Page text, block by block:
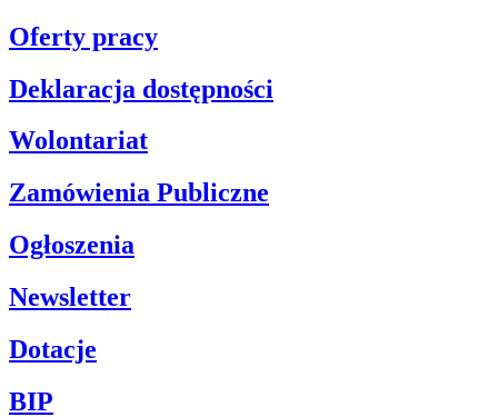
Oferty pracy
Deklaracja dostępności
Wolontariat
Zamówienia Publiczne
Ogłoszenia
Newsletter
Dotacje
BIP